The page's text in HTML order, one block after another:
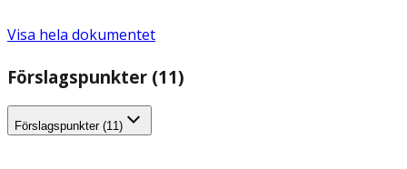
Visa hela dokumentet
Förslagspunkter (11)
Förslagspunkter (11)